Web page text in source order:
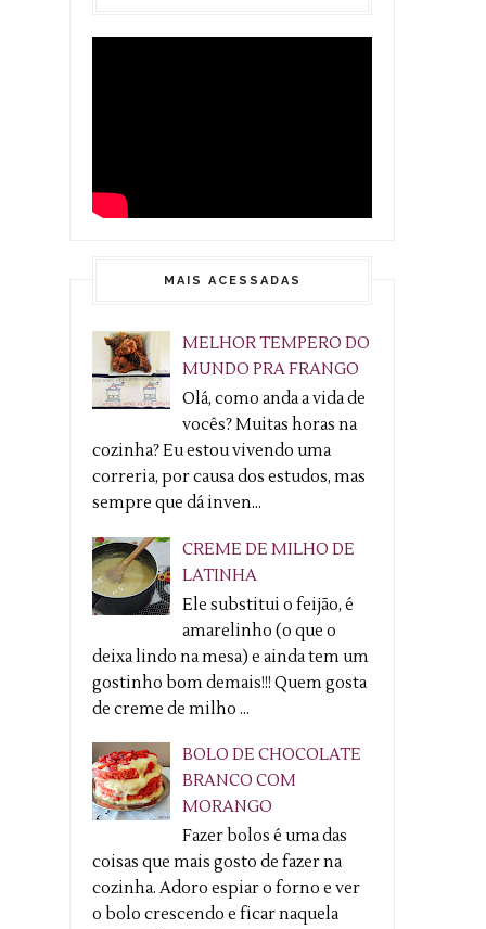
MAIS ACESSADAS
MELHOR TEMPERO DO
MUNDO PRA FRANGO
Olá, como anda a vida de
vocês? Muitas horas na
cozinha? Eu estou vivendo uma
correria, por causa dos estudos, mas
sempre que dá inven...
CREME DE MILHO DE
LATINHA
Ele substitui o feijão, é
amarelinho (o que o
deixa lindo na mesa) e ainda tem um
gostinho bom demais!!! Quem gosta
de creme de milho ...
BOLO DE CHOCOLATE
BRANCO COM
MORANGO
Fazer bolos é uma das
coisas que mais gosto de fazer na
cozinha. Adoro espiar o forno e ver
o bolo crescendo e ficar naquela